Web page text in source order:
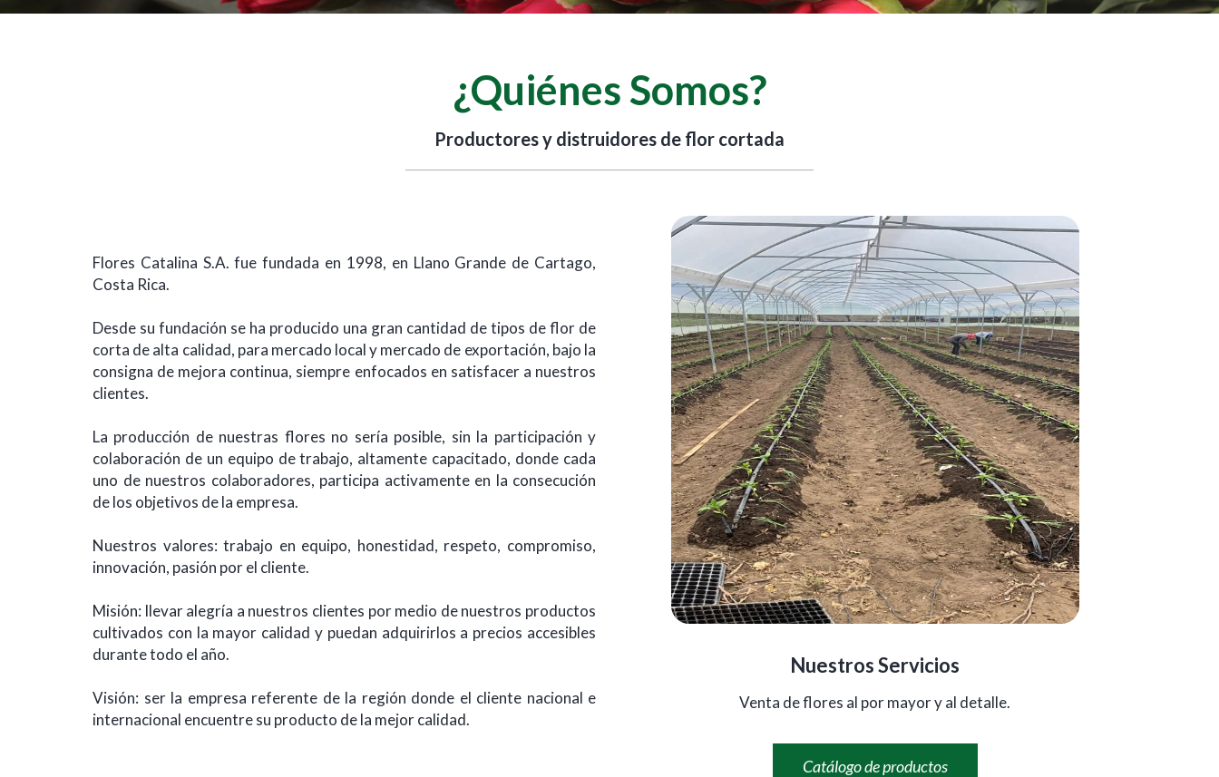
¿Quiénes Somos?
Productores y distruidores de flor cortada
Flores Catalina S.A. fue fundada en 1998, en Llano Grande de Cartago,
Costa Rica.
Desde su fundación se ha producido una gran cantidad de tipos de flor de
corta de alta calidad, para mercado local y mercado de exportación, bajo la
consigna de mejora continua, siempre enfocados en satisfacer a nuestros
clientes.
La producción de nuestras flores no sería posible, sin la participación y
colaboración de un equipo de trabajo, altamente capacitado, donde cada
uno de nuestros colaboradores, participa activamente en la consecución
de los objetivos de la empresa.
Nuestros valores: trabajo en equipo, honestidad, respeto, compromiso,
innovación, pasión por el cliente.
Misión: llevar alegría a nuestros clientes por medio de nuestros productos
cultivados con la mayor calidad y puedan adquirirlos a precios accesibles
durante todo el año.
Visión: ser la empresa referente de la región donde el cliente nacional e
internacional encuentre su producto de la mejor calidad.
Nuestros Servicios
Venta de flores al por mayor y al detalle.
Catálogo de productos